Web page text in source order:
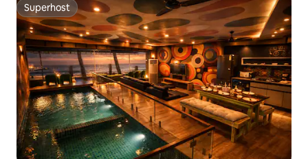
Superhost
Superhost